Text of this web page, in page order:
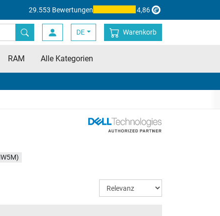
29.553 Bewertungen 4,86
DE Warenkorb
RAM Alle Kategorien